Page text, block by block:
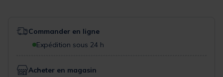
Commander en ligne
Expédition sous 24 h
Acheter en magasin